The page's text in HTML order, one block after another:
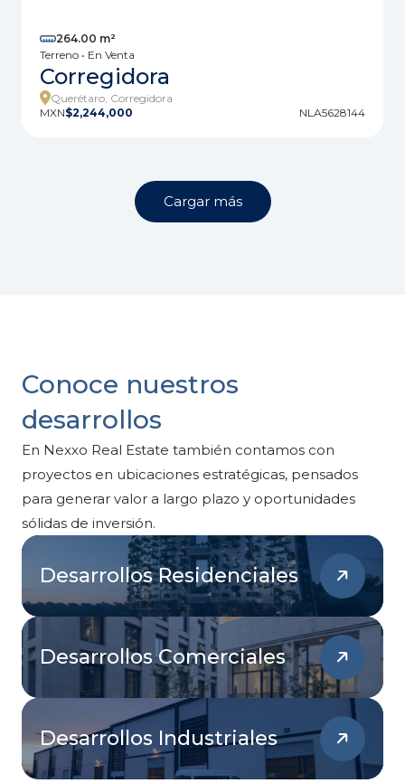
264.00 m²
Terreno • En Venta
Corregidora
Querétaro, Corregidora
MXN$2,244,000 NLA5628144
Cargar más
Conoce nuestros
desarrollos
En Nexxo Real Estate también contamos con
proyectos en ubicaciones estratégicas, pensados
para generar valor a largo plazo y oportunidades
sólidas de inversión.
Desarrollos Residenciales
Desarrollos Comerciales
Desarrollos Industriales